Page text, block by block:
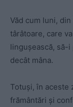
Văd cum luni,
târâtoare, care
lingușească, să-
decât mâna.
Totuși, în aceste
frământări și